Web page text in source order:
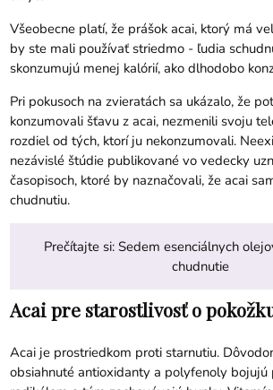
Všeobecne platí, že prášok acai, ktorý má
by ste mali používať striedmo - ľudia
skonzumujú menej kalórií, ako dlhodobo
Pri pokusoch na zvieratách sa ukázalo, že
konzumovali šťavu z acai, nezmenili svoju
rozdiel od tých, ktorí ju nekonzumovali.
nezávislé štúdie publikované vo vedecky
časopisoch, ktoré by naznačovali, že acai
chudnutiu.
Prečítajte si: Sedem esenciálnych
chudnutie
Acai pre starostlivosť o
Acai je prostriedkom proti starnutiu.
obsiahnuté antioxidanty a polyfenoly bojujú